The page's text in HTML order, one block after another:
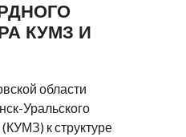
КУМЗ И
области
Уральского
к структуре